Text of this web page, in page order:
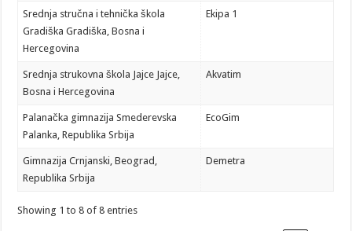
Srednja stručna i tehnička škola
Gradiška Gradiška, Bosna i
Hercegovina
Ekipa 1
Srednja strukovna škola Jajce Jajce,
Bosna i Hercegovina
Akvatim
Palanačka gimnazija Smederevska
Palanka, Republika Srbija
EcoGim
Gimnazija Crnjanski, Beograd,
Republika Srbija
Demetra
Showing 1 to 8 of 8 entries